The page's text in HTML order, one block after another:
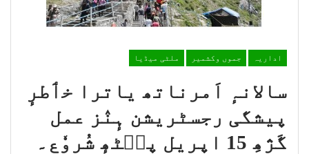
اداریہ جموں وکشمیر ملٹی میڈیا
سالانہٕ اَمرناتھ یاترا خٲطرٕ
پیشگی رجسٹریشن ہٕنٛز عمل
گَژھِ 15 اپریل پٮ۪ٹھٕ شُروٗع۔